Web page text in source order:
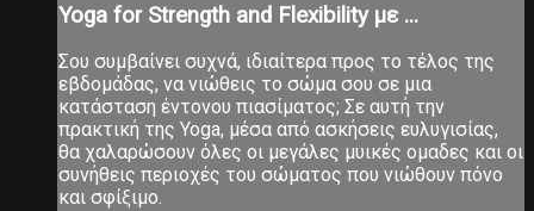
Yoga for Strength and Flexibility με ...
Σου συμβαίνει συχνά, ιδιαίτερα προς το τέλος της
εβδομάδας, να νιώθεις το σώμα σου σε μια
κατάσταση έντονου πιασίματος; Σε αυτή την
πρακτική της Yoga, μέσα από ασκήσεις ευλυγισίας,
θα χαλαρώσουν όλες οι μεγάλες μυικές ομαδες και οι
συνήθεις περιοχές του σώματος που νιώθουν πόνο
και σφίξιμο.